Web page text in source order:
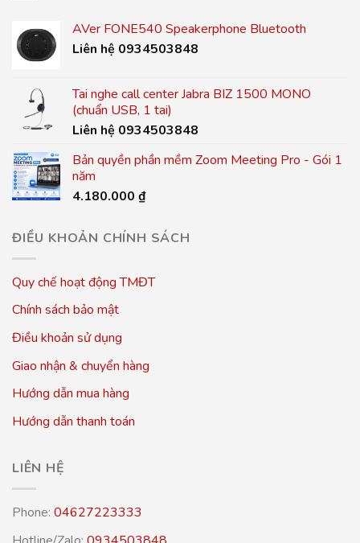
AVer FONE540 Speakerphone Bluetooth
Liên hệ 0934503848
Tai nghe call center Jabra BIZ 1500 MONO
(chuẩn USB, 1 tai)
Liên hệ 0934503848
Bản quyền phần mềm Zoom Meeting Pro - Gói 1
năm
4.180.000 ₫
ĐIỀU KHOẢN CHÍNH SÁCH
Quy chế hoạt động TMĐT
Chính sách bảo mật
Điều khoản sử dụng
Giao nhận & chuyển hàng
Hướng dẫn mua hàng
Hướng dẫn thanh toán
LIÊN HỆ
Phone: 04627223333